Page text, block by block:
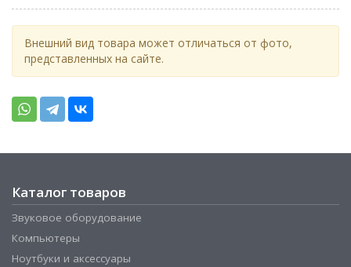
Внешний вид товара может отличаться от фото,
представленных на сайте.
Каталог товаров
Звуковое оборудование
Компьютеры
Ноутбуки и аксессуары